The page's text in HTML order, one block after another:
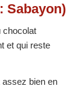
Sabayon)
chocolat
et qui reste
assez bien en